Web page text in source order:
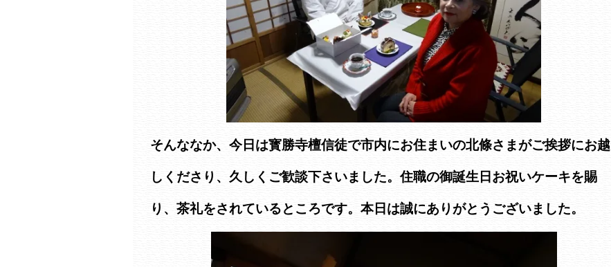
そんななか、今日は寳勝寺檀信徒で市内にお住まいの北條さまがご挨拶にお越
しくださり、久しくご歓談下さいました。住職の御誕生日お祝いケーキを賜
り、茶礼をされているところです。本日は誠にありがとうございました。